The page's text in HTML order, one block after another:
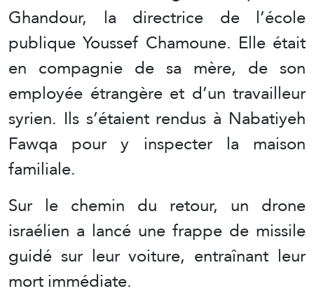
Ghandour, la directrice de l’école
publique Youssef Chamoune. Elle était
en compagnie de sa mère, de son
employée étrangère et d’un travailleur
syrien. Ils s’étaient rendus à Nabatiyeh
Fawqa pour y inspecter la maison
familiale.
Sur le chemin du retour, un drone
israélien a lancé une frappe de missile
guidé sur leur voiture, entraînant leur
mort immédiate.